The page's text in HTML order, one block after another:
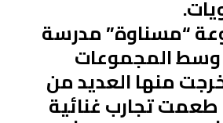
“مسناوة” مدرسة
وسط المجموعات
منها العديد من
طعمت تجارب غنائية